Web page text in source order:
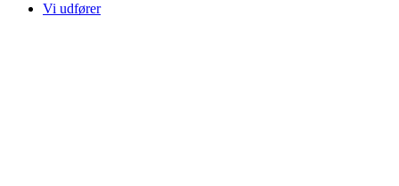
Vi udfører